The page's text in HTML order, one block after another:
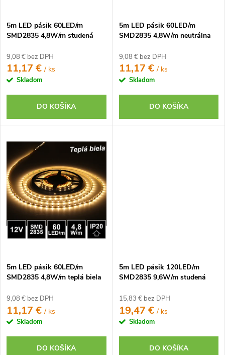
k
t
o
v
k
o
v
5m LED pásik 60LED/m
SMD2835 4,8W/m studená
9,08 € bez DPH
11,17 €/ ks
Skladom
DO KOŠÍKA
5m LED pásik 60LED/m
SMD2835 4,8W/m neutrálna
9,08 € bez DPH
11,17 €/ ks
Skladom
DO KOŠÍKA
5m LED pásik 60LED/m
SMD2835 4,8W/m teplá biela
9,08 € bez DPH
11,17 €/ ks
Skladom
DO KOŠÍKA
5m LED pásik 120LED/m
SMD2835 9,6W/m studená
15,83 € bez DPH
19,47 €/ ks
Skladom
DO KOŠÍKA